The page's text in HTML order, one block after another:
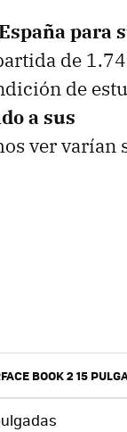
para
de
de
a sus
ver varían
BOOK 2 15